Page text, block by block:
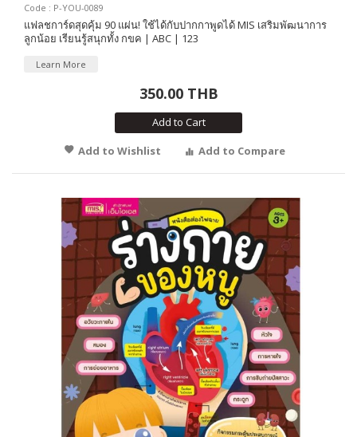
Code : P-YOU-0089
แฟลชการ์ดสุดคุ้ม 90 แผ่น! ใช้ได้กับปากกาพูดได้ MIS เสริมพัฒนาการ
ลูกน้อย เรียนรู้สนุกทั้ง กขค | ABC | 123
Learn More
350.00 THB
Add to Cart
Add to Wishlist
Add to Compare